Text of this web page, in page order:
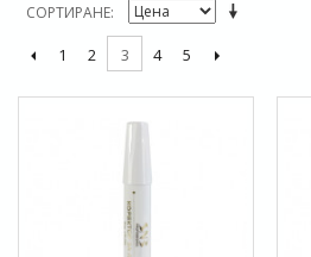
СОРТИРАНЕ
1 2 3 4 5